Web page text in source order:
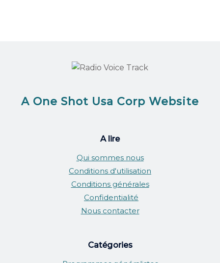
A One Shot Usa Corp Website
A lire
Qui sommes nous
Conditions d'utilisation
Conditions générales
Confidentialité
Nous contacter
Catégories